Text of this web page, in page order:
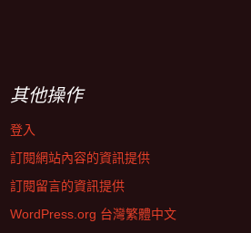
其他操作
登入
訂閱網站內容的資訊提供
訂閱留言的資訊提供
WordPress.org 台灣繁體中文